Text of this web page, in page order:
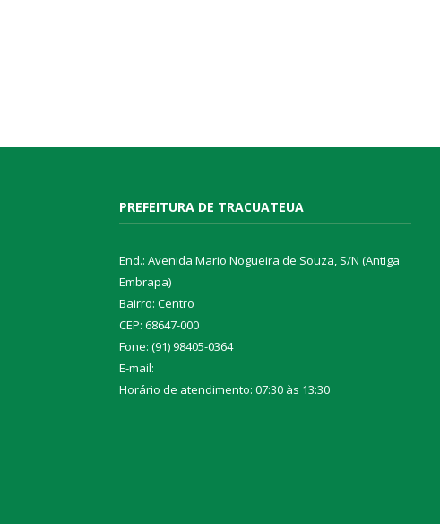
PREFEITURA DE TRACUATEUA
End.: Avenida Mario Nogueira de Souza, S/N (Antiga
Embrapa)
Bairro: Centro
CEP: 68647-000
Fone: (91) 98405-0364
E-mail:
Horário de atendimento: 07:30 às 13:30